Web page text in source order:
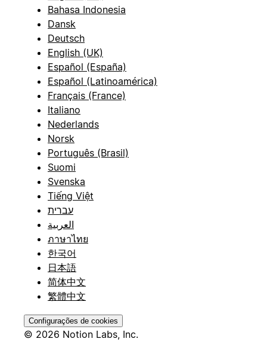
Bahasa Indonesia
Dansk
Deutsch
English (UK)
Español (España)
Español (Latinoamérica)
Français (France)
Italiano
Nederlands
Norsk
Português (Brasil)
Suomi
Svenska
Tiếng Việt
עברית
العربية
ภาษาไทย
한국어
日本語
简体中文
繁體中文
Configurações de cookies
© 2026 Notion Labs, Inc.